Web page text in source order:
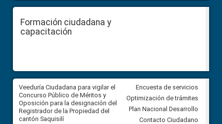
Formación ciudadana y
capacitación
Veeduría Ciudadana para vigilar el
Concurso Público de Méritos y
Oposición para la designación del
Registrador de la Propiedad del
cantón Saquisilí
Veeduría Ciudadana para
construcción del asfaltado de
Ballenita del cantón Santa
Encuesta de servicios
Optimización de trámites
Plan Nacional Desarrollo
Contacto Ciudadano